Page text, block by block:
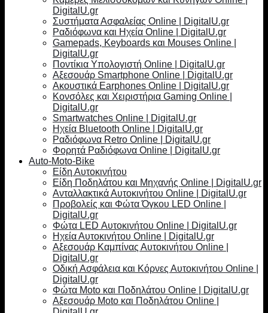
DigitalU.gr
Συστήματα Ασφαλείας Online | DigitalU.gr
Ραδιόφωνα και Ηχεία Online | DigitalU.gr
Gamepads, Keyboards και Mouses Online |
DigitalU.gr
Ποντίκια Υπολογιστή Online | DigitalU.gr
Αξεσουάρ Smartphone Online | DigitalU.gr
Ακουστικά Earphones Online | DigitalU.gr
Κονσόλες και Χειριστήρια Gaming Online |
DigitalU.gr
Smartwatches Online | DigitalU.gr
Ηχεία Bluetooth Online | DigitalU.gr
Ραδιόφωνα Retro Online | DigitalU.gr
Φορητά Ραδιόφωνα Online | DigitalU.gr
Auto-Moto-Bike
Είδη Αυτοκινήτου
Είδη Ποδηλάτου και Μηχανής Online | DigitalU.gr
Ανταλλακτικά Αυτοκινήτου Online | DigitalU.gr
Προβολείς και Φώτα Όγκου LED Online |
DigitalU.gr
Φώτα LED Αυτοκινήτου Online | DigitalU.gr
Ηχεία Αυτοκινήτου Online | DigitalU.gr
Αξεσουάρ Καμπίνας Αυτοκινήτου Online |
DigitalU.gr
Οδική Ασφάλεια και Κόρνες Αυτοκινήτου Online |
DigitalU.gr
Φώτα Moto και Ποδηλάτου Online | DigitalU.gr
Αξεσουάρ Moto και Ποδηλάτου Online |